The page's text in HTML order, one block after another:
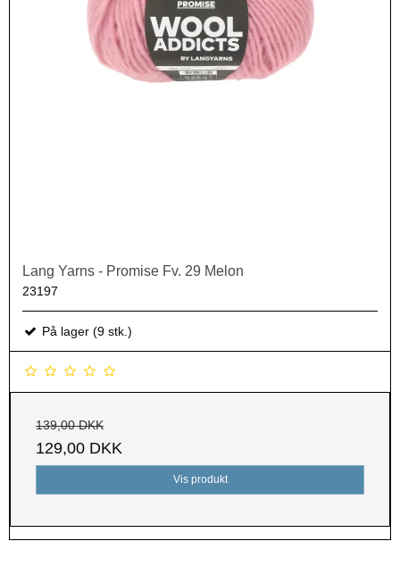
Lang Yarns - Promise Fv. 29 Melon
23197
På lager (9 stk.)
139,00 DKK
129,00 DKK
Vis produkt